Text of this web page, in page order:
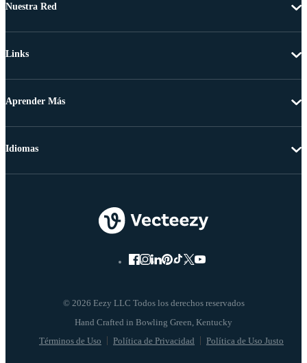
Nuestra Red
Links
Aprender Más
© 2026 Eezy LLC Todos los derechos reservados
Términos de Uso Política de Privacidad Política de Uso Justo
Idiomas